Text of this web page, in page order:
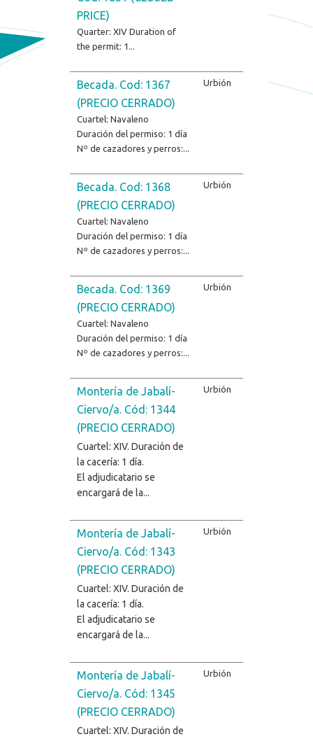
PRICE)
Quarter: XIVDuration of
the permit: 1...
Becada. Cod: 1367
(PRECIO CERRADO)
Cuartel: Navaleno
Duración del permiso: 1 día
Nº de cazadores y perros:...
Urbión
Becada. Cod: 1368
(PRECIO CERRADO)
Cuartel: Navaleno
Duración del permiso: 1 día
Nº de cazadores y perros:...
Urbión
Becada. Cod: 1369
(PRECIO CERRADO)
Cuartel: Navaleno
Duración del permiso: 1 día
Nº de cazadores y perros:...
Urbión
Montería de Jabalí-
Ciervo/a. Cód: 1344
(PRECIO CERRADO)
Cuartel: XIV. Duración de
la cacería: 1 día.
El adjudicatario se
encargará de la...
Urbión
Montería de Jabalí-
Ciervo/a. Cód: 1343
(PRECIO CERRADO)
Cuartel: XIV. Duración de
la cacería: 1 día.
El adjudicatario se
encargará de la...
Urbión
Montería de Jabalí-
Ciervo/a. Cód: 1345
(PRECIO CERRADO)
Cuartel: XIV. Duración de
Urbión